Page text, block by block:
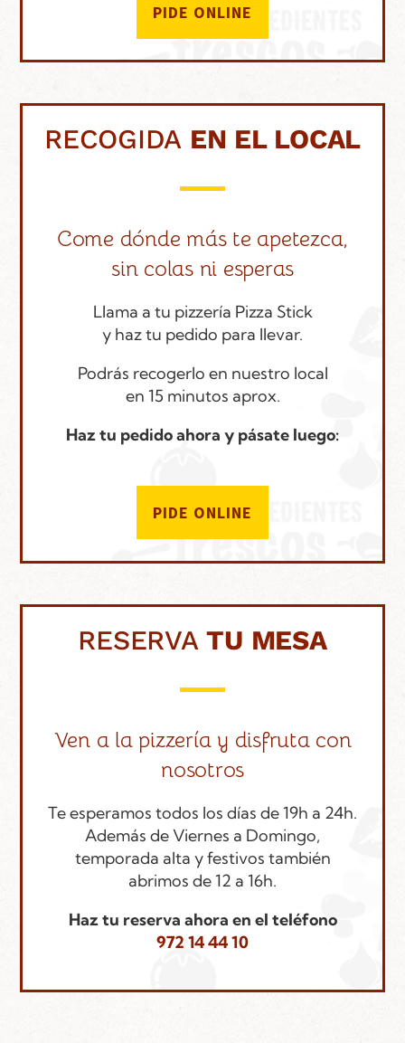
PIDE ONLINE
RECOGIDA EN EL LOCAL
Come dónde más te apetezca,
sin colas ni esperas
Llama a tu pizzería Pizza Stick
y haz tu pedido para llevar.
Podrás recogerlo en nuestro local
en 15 minutos aprox.
Haz tu pedido ahora y pásate luego:
PIDE ONLINE
RESERVATU MESA
Ven a la pizzería y disfruta con
nosotros
Te esperamos todos los días de 19h a 24h.
Además de Viernes a Domingo,
temporada alta y festivos también
abrimos de 12 a 16h.
Haz tu reserva ahora en el teléfono
972 14 44 10